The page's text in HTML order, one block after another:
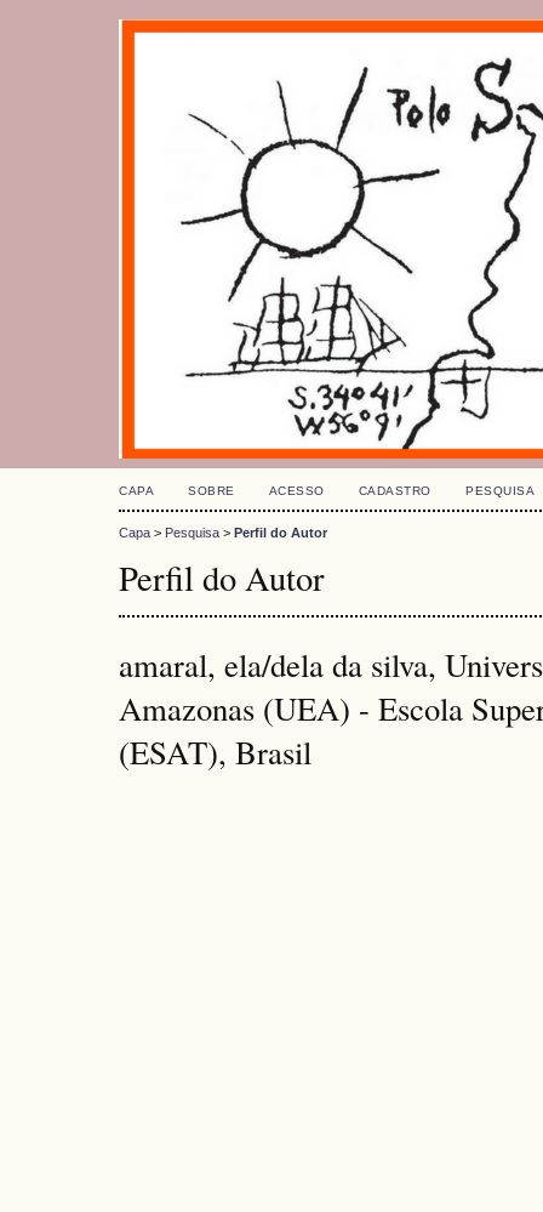
CAPA SOBRE ACESSO CADASTRO PESQUISA
Capa > Pesquisa > Perfil do Autor
Perfil do Autor
amaral, ela/dela da silva,
Amazonas (UEA) - Escola
(ESAT), Brasil